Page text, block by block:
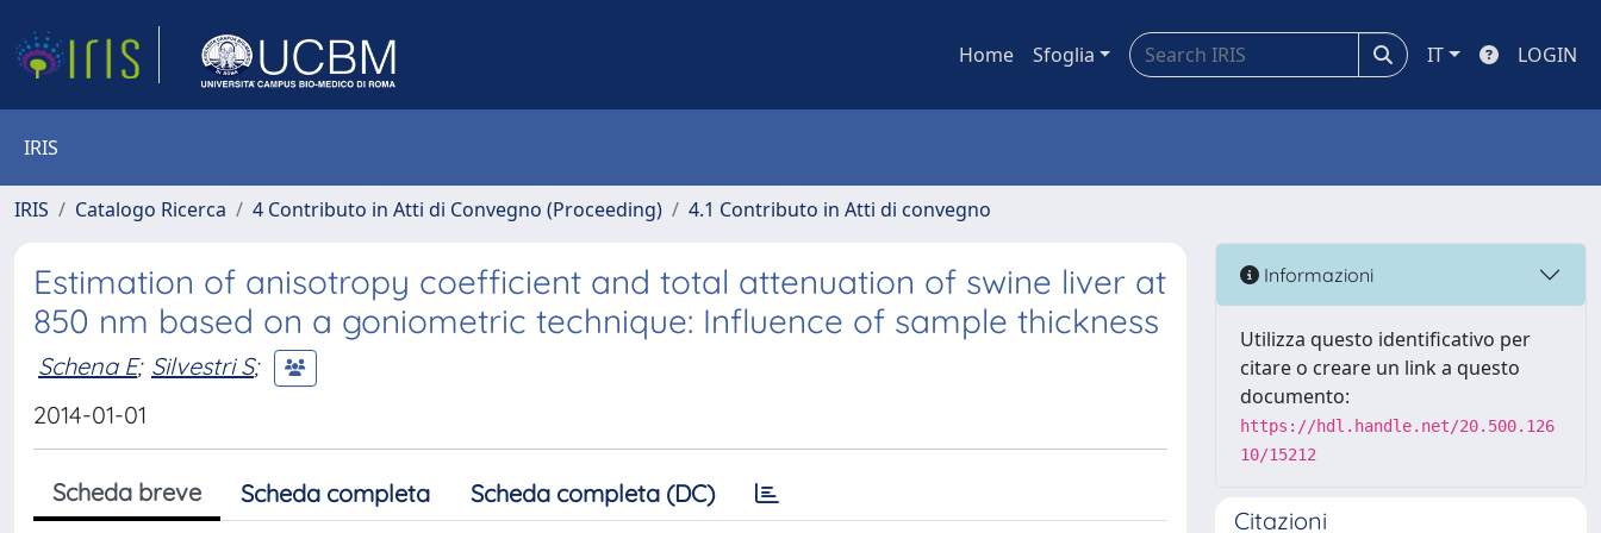
Home Sfoglia IT LOGIN
IRIS
IRIS Catalogo Ricerca 4 Contributo in Atti di Convegno (Proceeding) 4.1 Contributo in Atti di convegno
Estimation of anisotropy coefficient and total attenuation of swine liver at
850 nm based on a goniometric technique: Influence of sample thickness
Schena E; Silvestri S;
2014-01-01
Scheda breve Scheda completa Scheda completa (DC)
Informazioni
Utilizza questo identificativo per
citare o creare un link a questo
documento:
https://hdl.handle.net/20.500.126
10/15212
Citazioni